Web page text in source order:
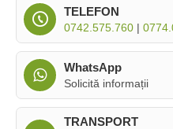
TELEFON
0742.575.760 |
WhatsApp
Solicită informații
TRANSPORT